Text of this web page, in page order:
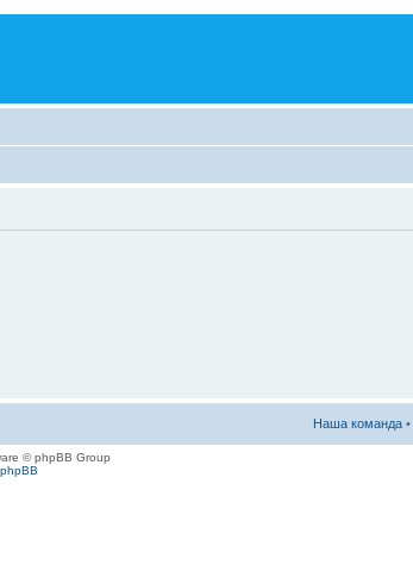
Наша команда •
© phpBB Group